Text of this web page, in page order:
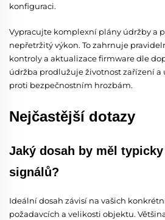
konfiguraci.
Vypracujte komplexní plány údržby a
nepřetržitý výkon. To zahrnuje
kontroly a aktualizace firmware dle
údržba prodlužuje životnost zařízení
proti bezpečnostním hrozbám.
Nejčastější dotazy
Jaký dosah by měl
signálů?
Ideální dosah závisí na vašich
požadavcích a velikosti objektu.